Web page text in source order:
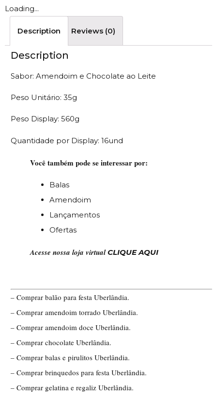
Loading...
Description Reviews (0)
Description
Sabor: Amendoim e Chocolate ao Leite
Peso Unitário: 35g
Peso Display: 560g
Quantidade por Display: 16und
Você também pode se interessar por:
Balas
Amendoim
Lançamentos
Ofertas
Acesse nossa loja virtualCLIQUE AQUI
– Comprar balão para festa Uberlândia.
– Comprar amendoim torrado Uberlândia.
– Comprar amendoim doce Uberlândia.
– Comprar chocolate Uberlândia.
– Comprar balas e pirulitos Uberlândia.
– Comprar brinquedos para festa Uberlândia.
– Comprar gelatina e regaliz Uberlândia.